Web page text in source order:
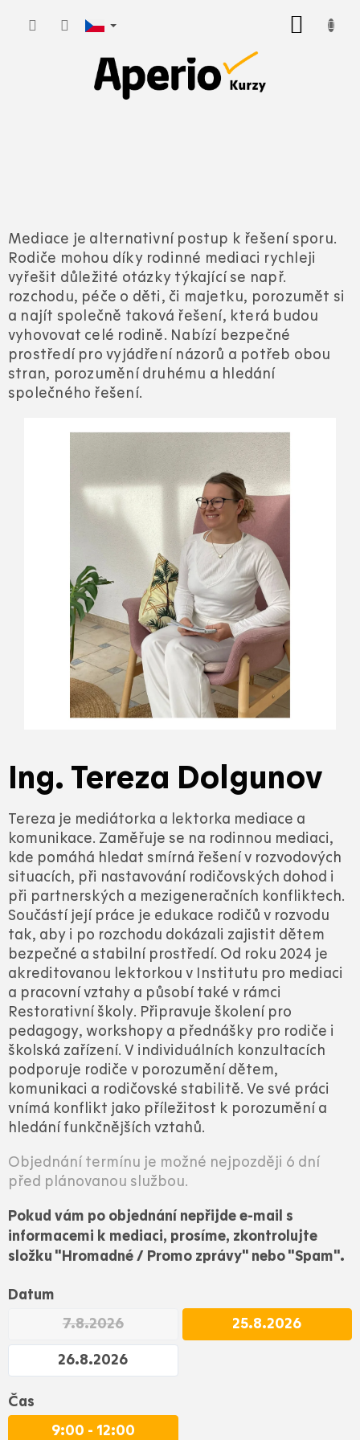
Mediace je alternativní postup k řešení sporu.
Rodiče mohou díky rodinné mediaci rychleji
vyřešit důležité otázky týkající se např.
rozchodu, péče o děti, či majetku, porozumět si
a najít společně taková řešení, která budou
vyhovovat celé rodině. Nabízí bezpečné
prostředí pro vyjádření názorů a potřeb obou
stran, porozumění druhému a hledání
společného řešení.
Ing. Tereza Dolgunov
Tereza je mediátorka a lektorka mediace a
komunikace. Zaměřuje se na rodinnou mediaci,
kde pomáhá hledat smírná řešení v rozvodových
situacích, při nastavování rodičovských dohod i
při partnerských a mezigeneračních konfliktech.
Součástí její práce je edukace rodičů v rozvodu
tak, aby i po rozchodu dokázali zajistit dětem
bezpečné a stabilní prostředí. Od roku 2024 je
akreditovanou lektorkou v Institutu pro mediaci
a pracovní vztahy a působí také v rámci
Restorativní školy. Připravuje školení pro
pedagogy, workshopy a přednášky pro rodiče i
školská zařízení. V individuálních konzultacích
podporuje rodiče v porozumění dětem,
komunikaci a rodičovské stabilitě. Ve své práci
vnímá konflikt jako příležitost k porozumění a
hledání funkčnějších vztahů.
Objednání termínu je možné nejpozději 6 dní
před plánovanou službou.
Pokud vám po objednání nepřijde e-mail s
informacemi k mediaci, prosíme, zkontrolujte
složku "Hromadné / Promo zprávy" nebo "Spam".
Datum
7.8.2026
25.8.2026
26.8.2026
Čas
9:00 - 12:00